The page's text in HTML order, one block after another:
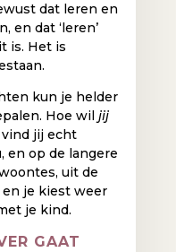
dat leren en
en dat ‘leren’
is. Het is
kun je helder
Hoe wil jij
vind jij echt
en op de langere
uit de
je kiest weer
je kind.
GAAT